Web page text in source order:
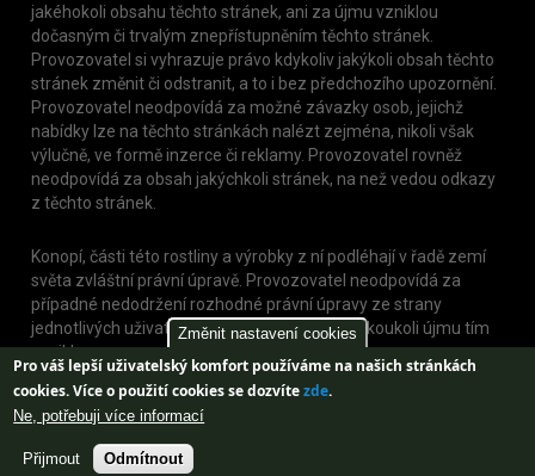
Změnit nastavení cookies
Pro váš lepší uživatelský komfort používáme na našich stránkách
cookies.Více o použití cookies se dozvítezde.
Ne, potřebuji více informací
Přijmout Odmítnout
jakéhokoli obsahu těchto stránek, ani za újmu vzniklou
dočasným či trvalým znepřístupněním těchto stránek.
Provozovatel si vyhrazuje právo kdykoliv jakýkoli obsah těchto
stránek změnit či odstranit, a to i bez předchozího upozornění.
Provozovatel neodpovídá za možné závazky osob, jejichž
nabídky lze na těchto stránkách nalézt zejména, nikoli však
výlučně, ve formě inzerce či reklamy. Provozovatel rovněž
neodpovídá za obsah jakýchkoli stránek, na než vedou odkazy
z těchto stránek.
Konopí, části této rostliny a výrobky z ní podléhají v řadě zemí
světa zvláštní právní úpravě. Provozovatel neodpovídá za
případné nedodržení rozhodné právní úpravy ze strany
jednotlivých uživatelů těchto stránek, nebo jakoukoli újmu tím
vzniklou.
Web created byAira GROUP s.r.o.